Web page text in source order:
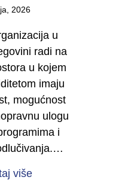
2026
u
radi na
u kojem
imaju
mogućnost
ulogu
i
višeabout Želite da i